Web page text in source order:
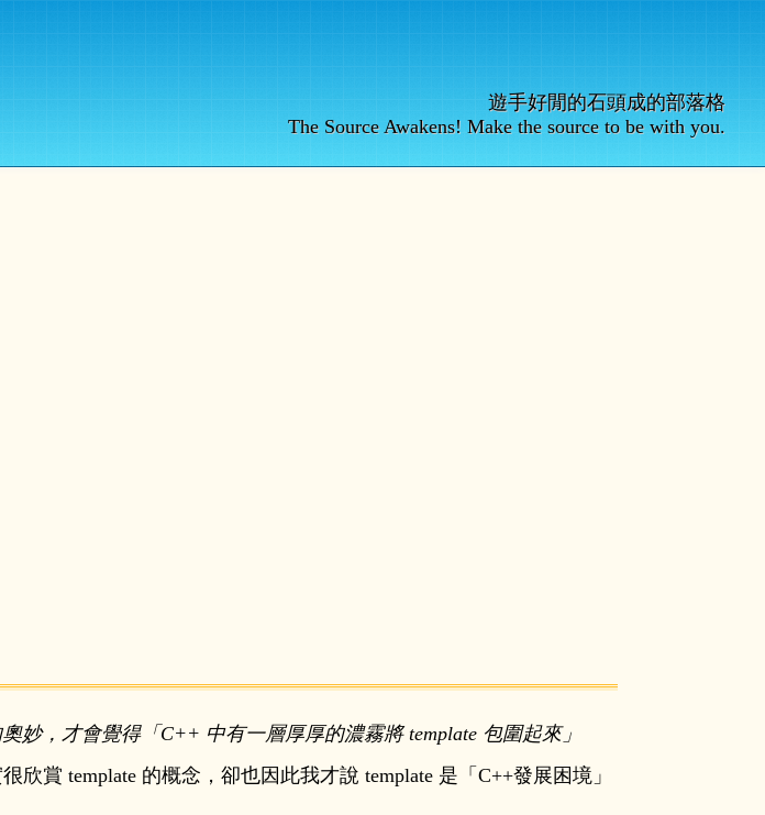
遊手好閒的石頭成的部落格
The Source Awakens! Make the source to be with you.
妙，才會覺得「C++ 中有一層厚厚的濃霧將 template 包圍起來」
欣賞 template 的概念，卻也因此我才說 template 是「C++發展困境」